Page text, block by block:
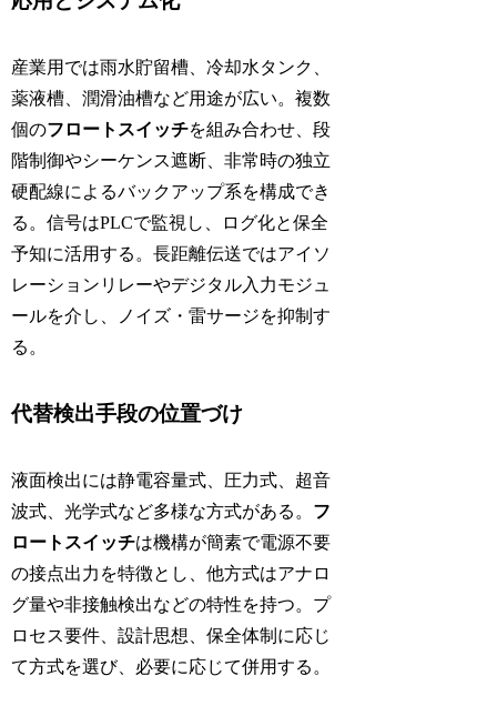
産業用では雨水貯留槽、冷却水タンク、
薬液槽、潤滑油槽など用途が広い。複数
個のフロートスイッチを組み合わせ、段
階制御やシーケンス遮断、非常時の独立
硬配線によるバックアップ系を構成でき
る。信号はPLCで監視し、ログ化と保全
予知に活用する。長距離伝送ではアイソ
レーションリレーやデジタル入力モジュ
ールを介し、ノイズ・雷サージを抑制す
る。
代替検出手段の位置づけ
液面検出には静電容量式、圧力式、超音
波式、光学式など多様な方式がある。 フ
ロートスイッチは機構が簡素で電源不要
の接点出力を特徴とし、他方式はアナロ
グ量や非接触検出などの特性を持つ。プ
ロセス要件、設計思想、保全体制に応じ
て方式を選び、必要に応じて併用する。